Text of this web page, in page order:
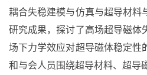
耦合失稳建模与仿真与超导材料
研究成果，探讨了高场超导磁体
场下力学效应对超导磁体稳定性
和与会人员围绕超导材料、超导